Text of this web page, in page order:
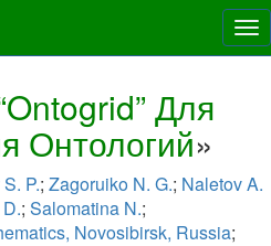
Для
Онтологий»
P.; Zagoruiko N. G.; Naletov A.
; Salomatina N.;
Novosibirsk, Russia;